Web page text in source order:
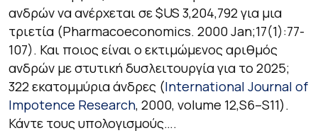
ανδρών να ανέρχεται σε $US 3,204,792 για μια
τριετία (Pharmacoeconomics. 2000 Jan;17(1):77-
107). Και ποιος είναι ο εκτιμώμενος αριθμός
ανδρών με στυτική δυσλειτουργία για το 2025;
322 εκατομμύρια άνδρες (International Journal of
Impotence Research, 2000, volume 12,S6–S11).
Κάντε τους υπολογισμούς….